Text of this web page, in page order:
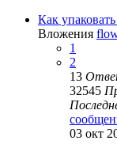
Как
Вложения
1
2
13
32545
03 окт